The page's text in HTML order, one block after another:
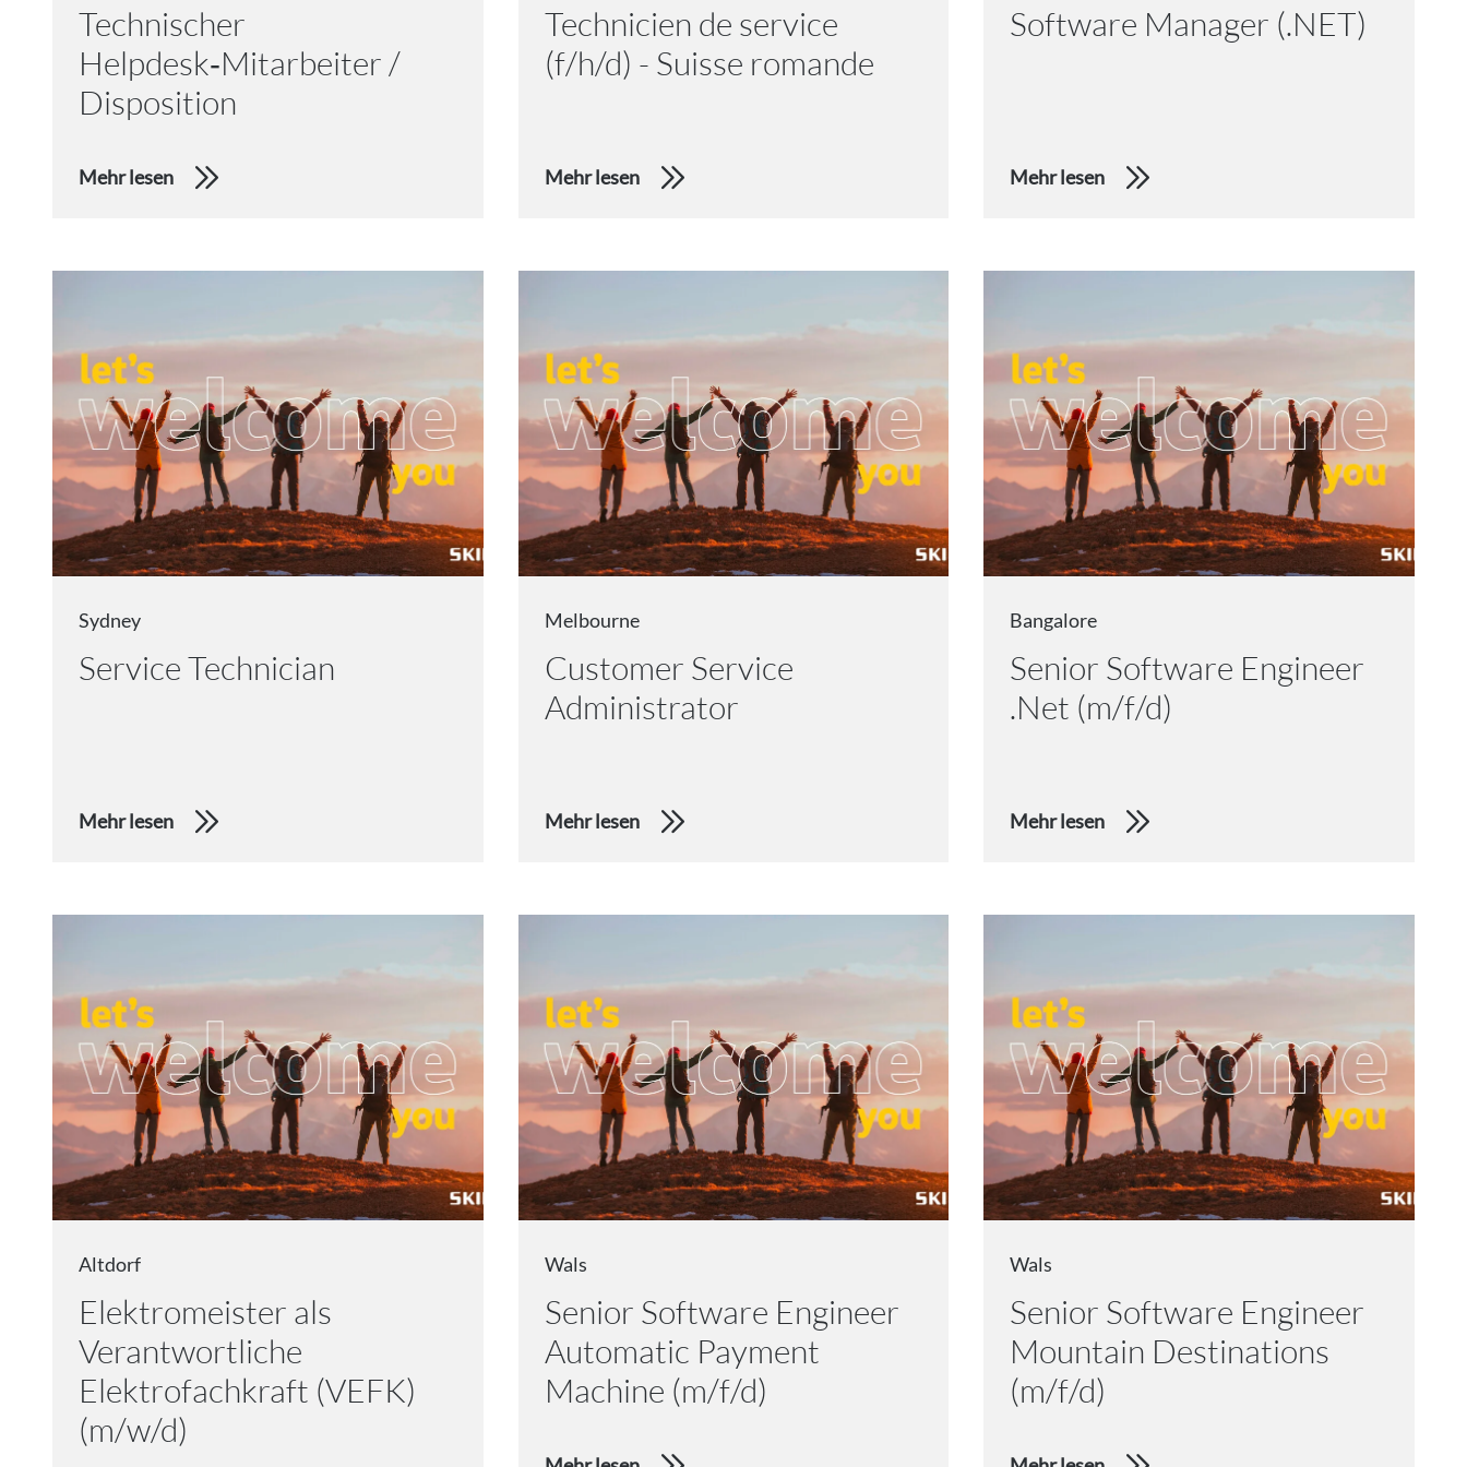
Technischer
Helpdesk‑Mitarbeiter /
Disposition
Mehr lesen
Technicien de service
(f/h/d) - Suisse romande
Mehr lesen
Software Manager (.NET)
Mehr lesen
Sydney
Service Technician
Mehr lesen
Melbourne
Customer Service
Administrator
Mehr lesen
Bangalore
Senior Software Engineer
.Net (m/f/d)
Mehr lesen
Altdorf
Elektromeister als
Verantwortliche
Elektrofachkraft (VEFK)
(m/w/d)
Wals
Senior Software Engineer
Automatic Payment
Machine (m/f/d)
Wals
Senior Software Engineer
Mountain Destinations
(m/f/d)